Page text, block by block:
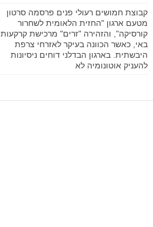
קבוצת חמושים רעולי פנים פרסמה סרטון
מטעם ארגון "החזית הלאומית לשחרור
קורסיקה", והזהירה "זרים" מרכישת קרקעות
באי, כאשר הכוונה בעיקר לאזרחי צרפת
היבשתית. בארגון הבדלני דוחים ניסיונות
להעניק אוטונומיה לא